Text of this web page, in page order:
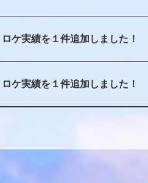
ロケ実績を１件追加しました！
ロケ実績を１件追加しました！